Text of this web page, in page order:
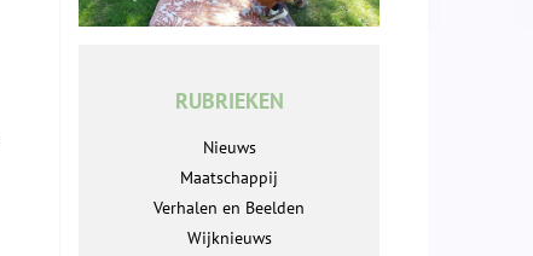
RUBRIEKEN
Nieuws
Maatschappij
Verhalen en Beelden
Wijknieuws